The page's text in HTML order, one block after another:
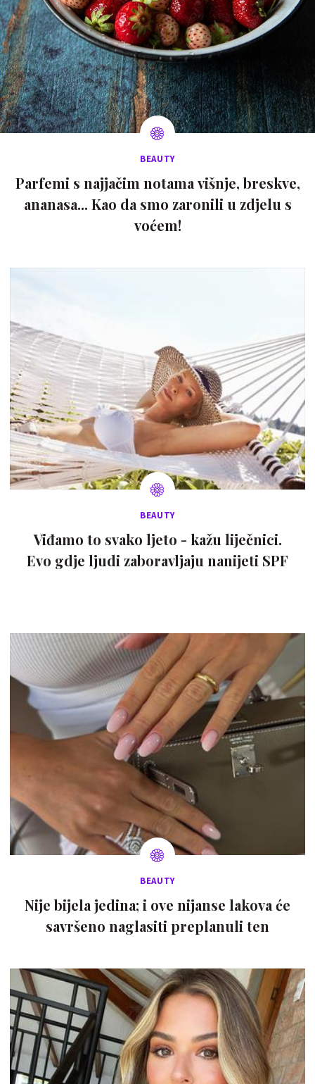
BEAUTY
Parfemi s najjačim notama višnje, breskve,
ananasa... Kao da smo zaronili u zdjelu s
voćem!
BEAUTY
Viđamo to svako ljeto - kažu liječnici.
Evo gdje ljudi zaboravljaju nanijeti SPF
BEAUTY
Nije bijela jedina; i ove nijanse lakova će
savršeno naglasiti preplanuli ten